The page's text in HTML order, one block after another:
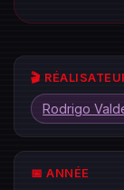
🎬
Rodrigo
📅 ANNÉE